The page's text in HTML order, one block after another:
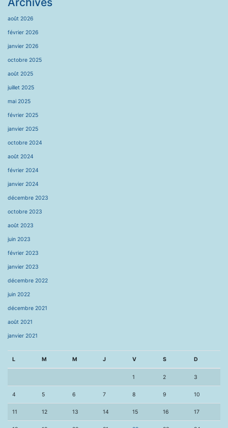
août 2026
février 2026
janvier 2026
octobre 2025
août 2025
juillet 2025
mai 2025
février 2025
janvier 2025
octobre 2024
août 2024
février 2024
janvier 2024
décembre 2023
octobre 2023
août 2023
juin 2023
février 2023
janvier 2023
décembre 2022
juin 2022
décembre 2021
août 2021
janvier 2021
L M M J V S D
1 2 3
4 5 6 7 8 9 10
11 12 13 14 15 16 17